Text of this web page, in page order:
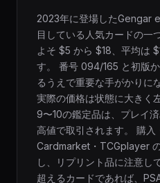
2023年に登場したGengar
目している人気カードの一
よそ $5 から $18、平均は
す。 番号 094/165 と初版
るうえで重要な手がかりに
実際の価格は状態に大きく
9〜10の鑑定品は、プレイ
高値で取引されます。 購入
Cardmarket・TCGplayer
し、リプリント品に注意し
超えるカードであれば、